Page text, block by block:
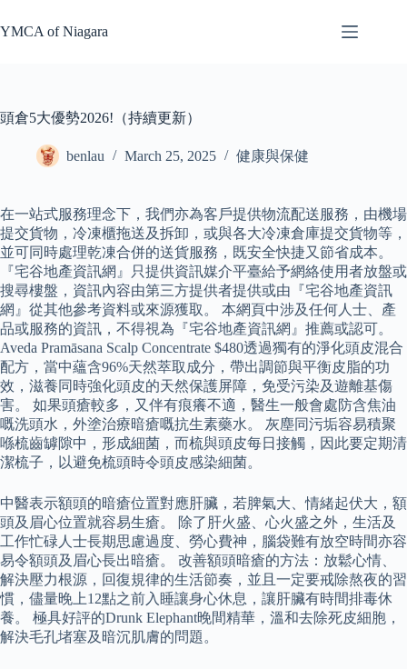
to
content
YMCA of Niagara
頭倉5大優勢2026!（持續更新）
benlau March 25, 2025 健康與保健
在一站式服務理念下，我們亦為客戶提供物流配送服務，由機場
提交貨物，冷凍櫃拖送及拆卸，或與各大冷凍倉庫提交貨物等，
並可同時處理乾凍合併的送貨服務，既安全快捷又節省成本。
『宅谷地產資訊網』只提供資訊媒介平臺給予網絡使用者放盤或
搜尋樓盤，資訊內容由第三方提供者提供或由『宅谷地產資訊
網』從其他參考資料或來源獲取。 本網頁中涉及任何人士、產
品或服務的資訊，不得視為『宅谷地產資訊網』推薦或認可。
Aveda Pramāsana Scalp Concentrate $480透過獨有的淨化頭皮混合
配方，當中蘊含96%天然萃取成分，帶出調節與平衡皮脂的功
效，滋養同時強化頭皮的天然保護屏障，免受污染及遊離基傷
害。 如果頭瘡較多，又伴有痕癢不適，醫生一般會處防含焦油
嘅洗頭水，外塗治療暗瘡嘅抗生素藥水。 灰塵同污垢容易積聚
喺梳齒罅隙中，形成細菌，而梳與頭皮每日接觸，因此要定期清
潔梳子，以避免梳頭時令頭皮感染細菌。
中醫表示額頭的暗瘡位置對應肝臟，若脾氣大、情緒起伏大，額
頭及眉心位置就容易生瘡。 除了肝火盛、心火盛之外，生活及
工作忙碌人士長期思慮過度、勞心費神，腦袋難有放空時間亦容
易令額頭及眉心長出暗瘡。 改善額頭暗瘡的方法：放鬆心情、
解決壓力根源，回復規律的生活節奏，並且一定要戒除熬夜的習
慣，儘量晚上12點之前入睡讓身心休息，讓肝臟有時間排毒休
養。 極具好評的Drunk Elephant晚間精華，溫和去除死皮細胞，
解決毛孔堵塞及暗沉肌膚的問題。